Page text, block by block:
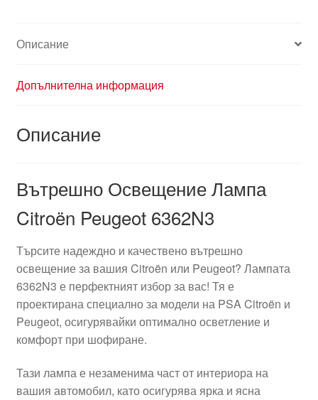
Описание
Допълнителна информация
Описание
Вътрешно Освещение Лампа
Citroën Peugeot 6362N3
Търсите надеждно и качествено вътрешно
освещение за вашия Citroën или Peugeot? Лампата
6362N3 е перфектният избор за вас! Тя е
проектирана специално за модели на PSA Citroën и
Peugeot, осигурявайки оптимално осветление и
комфорт при шофиране.
Тази лампа е незаменима част от интериора на
вашия автомобил, като осигурява ярка и ясна